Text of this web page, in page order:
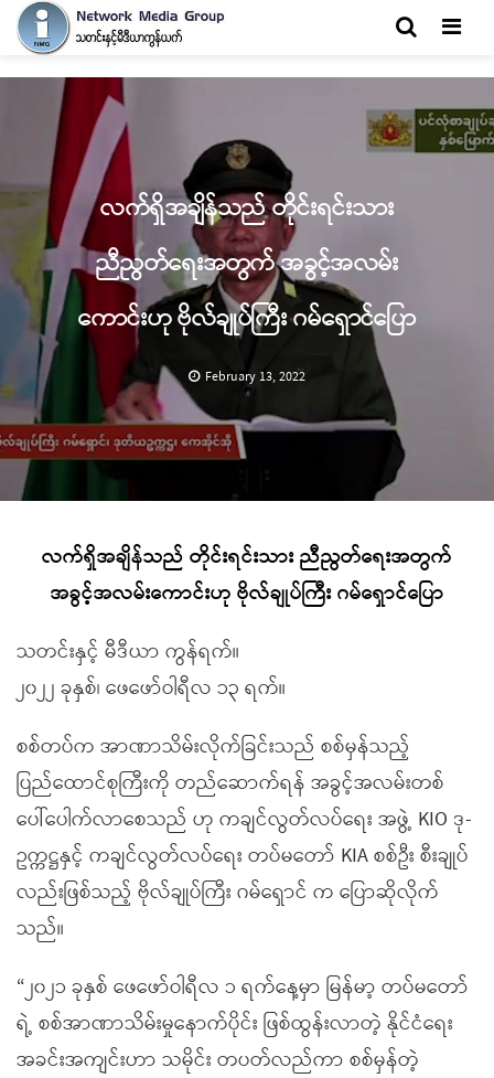
လက်ရှိအချိန်သည် တိုင်းရင်းသား
ညီညွတ်ရေးအတွက် အခွင့်အလမ်း
ကောင်းဟု ဗိုလ်ချုပ်ကြီး ဂမ်ရှောင်ပြော
February 13, 2022
လက်ရှိအချိန်သည် တိုင်းရင်းသား ညီညွတ်ရေးအတွက်
အခွင့်အလမ်းကောင်းဟု ဗိုလ်ချုပ်ကြီး ဂမ်ရှောင်ပြော
သတင်းနှင့် မီဒီယာ ကွန်ရက်။
၂၀၂၂ ခုနှစ်၊ ဖေဖော်ဝါရီလ ၁၃ ရက်။
စစ်တပ်က အာဏာသိမ်းလိုက်ခြင်းသည် စစ်မှန်သည့်
ပြည်ထောင်စုကြီးကို တည်ဆောက်ရန် အခွင့်အလမ်းတစ်
ပေါ်ပေါက်လာစေသည် ဟု ကချင်လွတ်လပ်ရေး အဖွဲ့ KIO ဒု-
ဥက္ကဋ္ဌနှင့် ကချင်လွတ်လပ်ရေး တပ်မတော် KIA စစ်ဦး စီးချုပ်
လည်းဖြစ်သည့် ဗိုလ်ချုပ်ကြီး ဂမ်ရှောင် က ပြောဆိုလိုက်
သည်။
“၂၀၂၁ ခုနှစ် ဖေဖော်ဝါရီလ ၁ ရက်နေ့မှာ မြန်မာ့ တပ်မတော်
ရဲ့ စစ်အာဏာသိမ်းမှုနောက်ပိုင်း ဖြစ်ထွန်းလာတဲ့ နိုင်ငံရေး
အခင်းအကျင်းဟာ သမိုင်း တပတ်လည်ကာ စစ်မှန်တဲ့